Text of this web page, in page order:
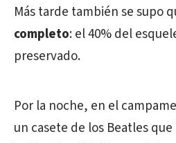
Más tarde también se supo
completo: el 40% del
preservado.
Por la noche, en el
un casete de los Beatles